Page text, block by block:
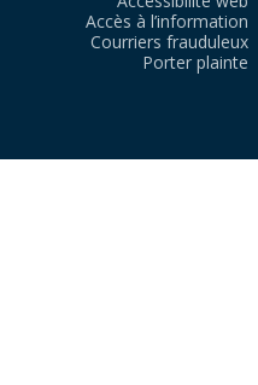
Accès à l’information
Courriers frauduleux
Porter plainte